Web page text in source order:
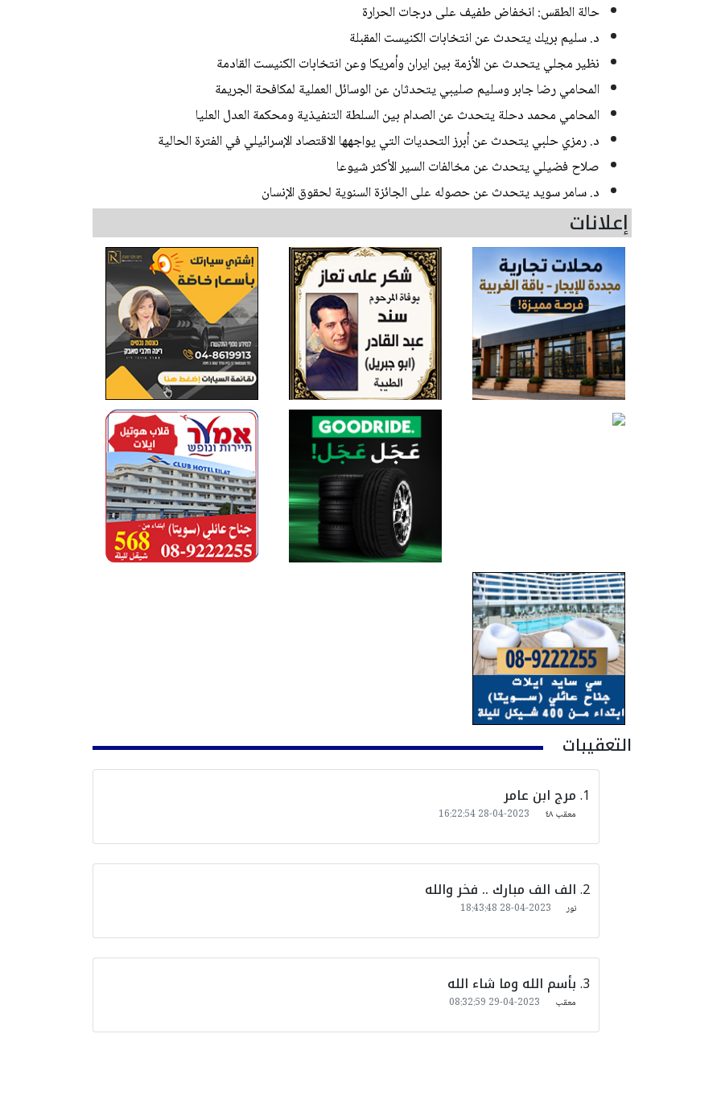
حالة الطقس: انخفاض طفيف على درجات الحرارة
د. سليم بريك يتحدث عن انتخابات الكنيست المقبلة
نظير مجلي يتحدث عن الأزمة بين ايران وأمريكا وعن انتخابات الكنيست القادمة
المحامي رضا جابر وسليم صليبي يتحدثان عن الوسائل العملية لمكافحة الجريمة
المحامي محمد دحلة يتحدث عن الصدام بين السلطة التنفيذية ومحكمة العدل العليا
د. رمزي حلبي يتحدث عن أبرز التحديات التي يواجهها الاقتصاد الإسرائيلي في الفترة الحالية
صلاح فضيلي يتحدث عن مخالفات السير الأكثر شيوعا
د. سامر سويد يتحدث عن حصوله على الجائزة السنوية لحقوق الإنسان
إعلانات
التعقيبات
مرج ابن عامر
معقب ٤٨ 2023-04-28 16:22:54
الف الف مبارك .. فخر والله
نور 2023-04-28 18:43:48
بأسم الله وما شاء الله
معقب 2023-04-29 08:32:59